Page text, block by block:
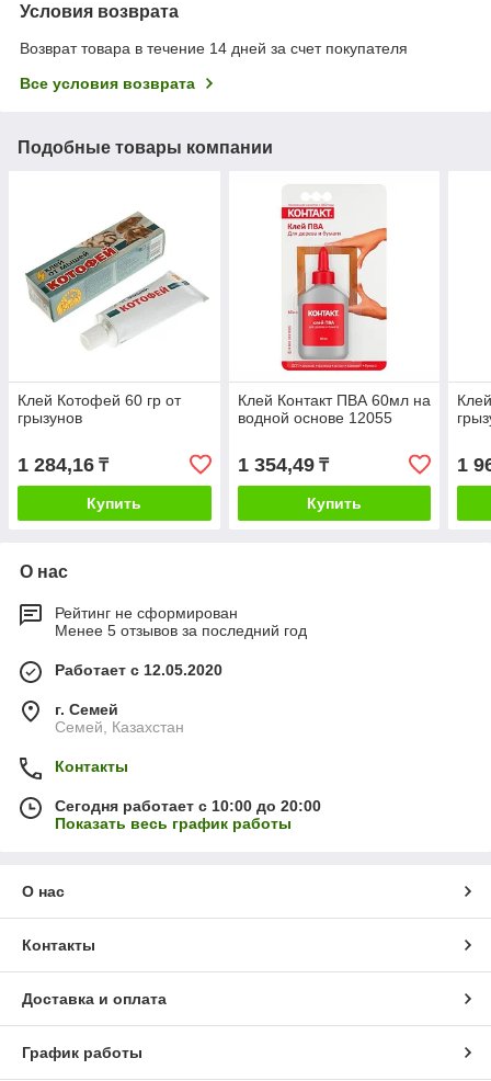
Условия возврата
Возврат товара в течение 14 дней за счет покупателя
Все условия возврата
Подобные товары компании
Клей Котофей 60 гр от
грызунов
1 284,16 ₸
Купить
Клей Контакт ПВА 60мл на
водной основе 12055
1 354,49₸
Купить
1
О нас
Рейтинг не сформирован
Менее 5 отзывов за последний год
Работает с 12.05.2020
г. Семей
Семей, Казахстан
Контакты
Сегодня работает с 10:00 до 20:00
Показать весь график работы
О нас
Контакты
Доставка и оплата
График работы